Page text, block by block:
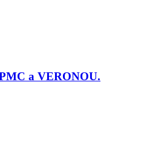
a VERONOU.